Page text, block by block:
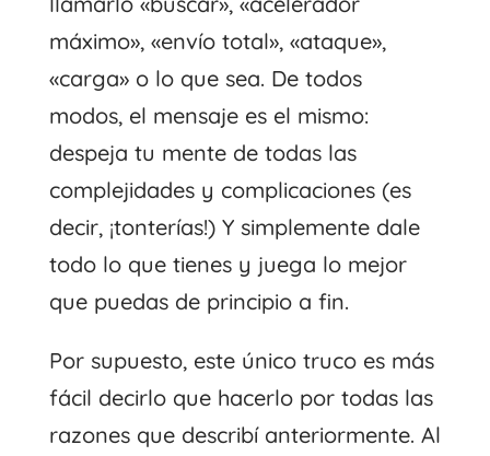
máximo», «envío total», «ataque»,
«carga» o lo que sea. De todos
modos, el mensaje es el mismo:
despeja tu mente de todas las
complejidades y complicaciones (es
decir, ¡tonterías!) Y simplemente dale
todo lo que tienes y juega lo mejor
que puedas de principio a fin.
Por supuesto, este único truco es más
fácil decirlo que hacerlo por todas las
razones que describí anteriormente. Al